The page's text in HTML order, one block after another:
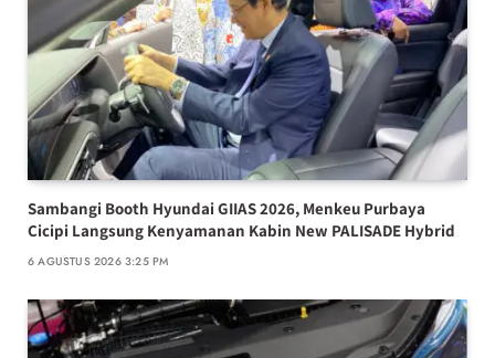
Sambangi Booth Hyundai GIIAS 2026, Menkeu Purbaya
Cicipi Langsung Kenyamanan Kabin New PALISADE Hybrid
6 AGUSTUS 2026 3:25 PM